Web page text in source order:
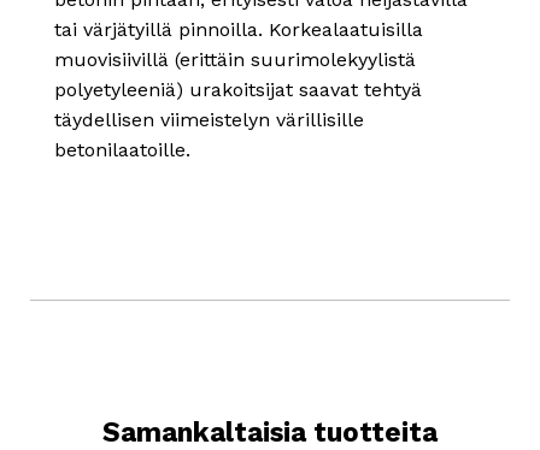
tai värjätyillä pinnoilla. Korkealaatuisilla
muovisiivillä (erittäin suurimolekyylistä
polyetyleeniä) urakoitsijat saavat tehtyä
täydellisen viimeistelyn värillisille
betonilaatoille.
Samankaltaisia tuotteita